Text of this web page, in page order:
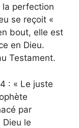
perfection
se reçoit «
bout, elle est
en Dieu.
Testament.
: « Le juste
par
Dieu le